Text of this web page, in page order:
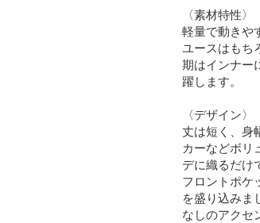
〈素材特性〉
軽量で動きや
ユースはもち
期はインナー
躍します。
〈デザイン〉
丈は短く、身
カーなどボリ
デに織るだけ
フロントポケ
を盛り込みま
なしのアクセ